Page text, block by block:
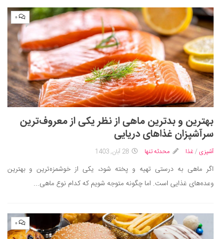
۰
بهترین و بدترین ماهی‌ از نظر یکی از معروف‌ترین
سرآشپزان غذاهای دریایی
آشپزی /غذا محدثه تنها 28 آبان, 1403
اگر ماهی به درستی تهیه و پخته شود، یکی از خوشمزه‌ترین و بهترین
وعده‌های غذایی است. اما چگونه متوجه شویم که کدام نوع ماهی...
۰